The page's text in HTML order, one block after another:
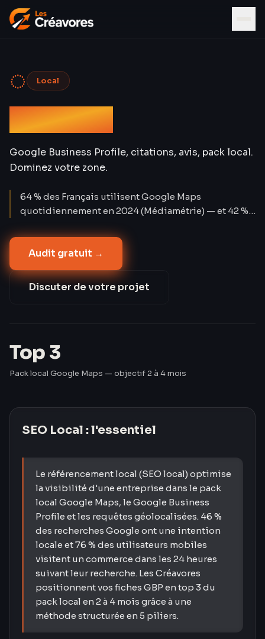
◌ Local
SEO Local
Google Business Profile, citations, avis, pack local.
Dominez votre zone.
64 % des Français utilisent Google Maps
quotidiennement en 2024 (Médiamétrie) — et 42 %
premières fiches du pack Maps. Les recherches «
près de moi » ont progressé de +900 % en deux ans
(Google Trends 2023). Pourtant, 59 % des TPE/PME
françaises n'ont pas de fiche GBP optimisée (CCI
France 2024). Les Créavores comblent ce retard en
Audit gratuit →
Discuter de votre projet
Top 3
Pack local Google Maps — objectif 2 à 4 mois
SEO Local : l'essentiel
Le référencement local (SEO local) optimise
la visibilité d'une entreprise dans le pack
local Google Maps, le Google Business
Profile et les requêtes géolocalisées. 46 %
des recherches Google ont une intention
locale et 76 % des utilisateurs mobiles
visitent un commerce dans les 24 heures
suivant leur recherche. Les Créavores
positionnent vos fiches GBP en top 3 du
pack local en 2 à 4 mois grâce à une
méthode structurée en 5 piliers.